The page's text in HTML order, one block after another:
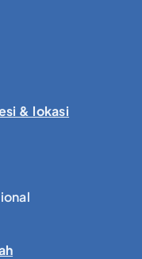
& lokasi